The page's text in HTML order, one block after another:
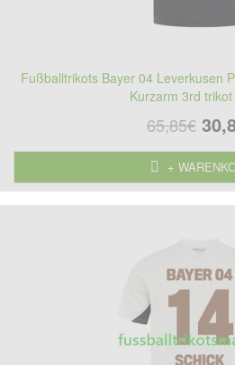
Fußballtrikots Bayer 04 Leverkusen
Kurzarm 3rd
65,85€
+